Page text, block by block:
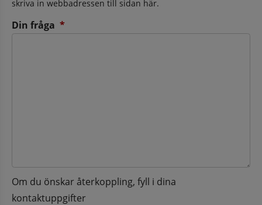
skriva in webbadressen till sidan här.
Din fråga *
Om du önskar återkoppling, fyll i dina
kontaktuppgifter